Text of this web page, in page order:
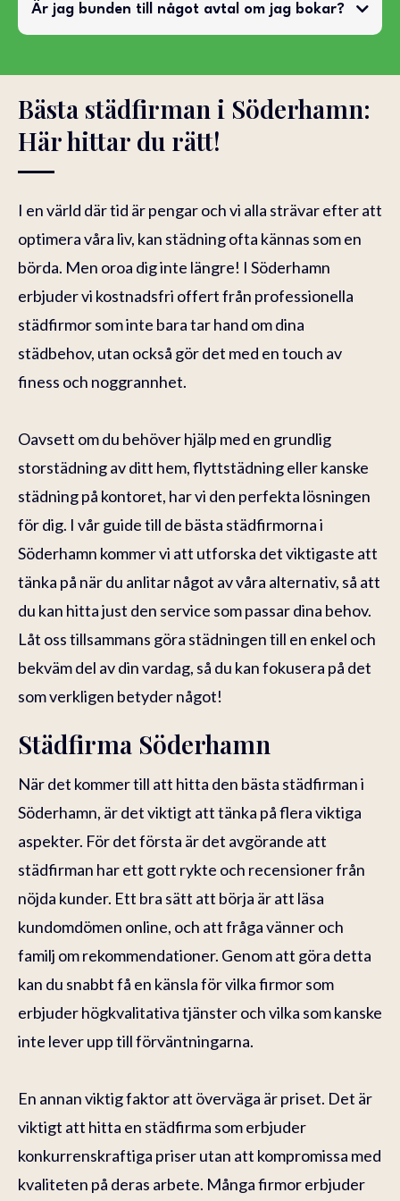
Är jag bunden till något avtal om jag bokar?
Bästa städfirman i Söderhamn:
Här hittar du rätt!
I en värld där tid är pengar och vi alla strävar efter att
optimera våra liv, kan städning ofta kännas som en
börda. Men oroa dig inte längre! I Söderhamn
erbjuder vi kostnadsfri offert från professionella
städfirmor som inte bara tar hand om dina
städbehov, utan också gör det med en touch av
finess och noggrannhet.
Oavsett om du behöver hjälp med en grundlig
storstädning av ditt hem, flyttstädning eller kanske
städning på kontoret, har vi den perfekta lösningen
för dig. I vår guide till de bästa städfirmorna i
Söderhamn kommer vi att utforska det viktigaste att
tänka på när du anlitar något av våra alternativ, så att
du kan hitta just den service som passar dina behov.
Låt oss tillsammans göra städningen till en enkel och
bekväm del av din vardag, så du kan fokusera på det
som verkligen betyder något!
Städfirma Söderhamn
När det kommer till att hitta den bästa städfirman i
Söderhamn, är det viktigt att tänka på flera viktiga
aspekter. För det första är det avgörande att
städfirman har ett gott rykte och recensioner från
nöjda kunder. Ett bra sätt att börja är att läsa
kundomdömen online, och att fråga vänner och
familj om rekommendationer. Genom att göra detta
kan du snabbt få en känsla för vilka firmor som
erbjuder högkvalitativa tjänster och vilka som kanske
inte lever upp till förväntningarna.
En annan viktig faktor att överväga är priset. Det är
viktigt att hitta en städfirma som erbjuder
konkurrenskraftiga priser utan att kompromissa med
kvaliteten på deras arbete. Många firmor erbjuder